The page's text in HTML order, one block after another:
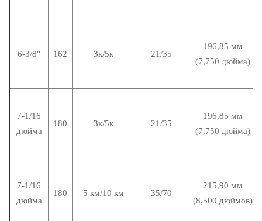
6-3/8" 162 3к/5к 21/35
196,85 мм
(7,750 дюйма)
7-1/16
дюйма
180 3к/5к 21/35
196,85 мм
(7,750 дюйма)
7-1/16
дюйма
180 5 км/10 км 35/70
215,90 мм
(8,500 дюймов)